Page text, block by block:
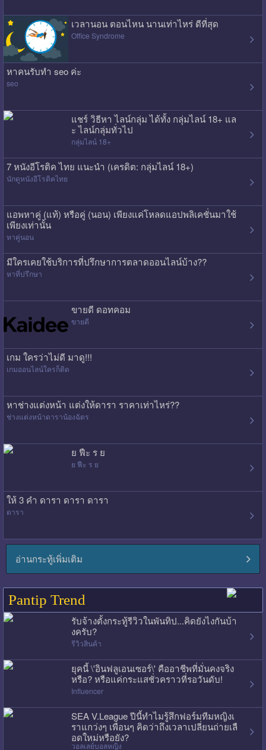
เวลานอน ตอนไหน นานเท่าไหร่ ดีที่สุด
Office Syndrome
หาคนรับทำ seo ค่ะ
seo
แชร์ วิธีหา ไลน์กลุ่ม ได้ทั้ง กลุ่มไลน์ 18+ แล
ะ ไลน์กลุ่มทั่วไป
กลุ่มไลน์ 18+
7 หนังอีโรติค ไทย แนะนำ (เครดิต: กลุ่มไลน์ 18+)
นักดูหนังอีโรติคไทย
แอพหาคู่ (แท้) หรือคู่ (นอน) เพียงแค่โหลดแอปพลิเคชั่นมาใช้
เพียงเท่านั้น
หาคู่นอน
มีใครเคยใช้บริการที่ปรึกษาการตลาดออนไลน์บ้าง??
หาที่ปรึกษา
ขายดี ดอทคอม
ขายดี
เกม ใครว่าไม่ดี มาดู!!!
เกมออนไลน์ใครก็ติด
หาช่างแต่งหน้า แต่งให้ดารา ราคาเท่าไหร่??
ช่างแต่งหน้าดาราน้องฉัตร
ย ฟืะ ร ย
ย ฟืะ ร ย
ให้ 3 คำ ดารา ดารา ดารา
ดารา
อ่านกระทู้เพิ่มเติม
Pantip Trend
รับจ้างตั้งกระทู้รีวิวในพันทิป...คิดยังไงกันบ้า
งครับ?
รีวิวสินค้า
ยุคนี้ \'อินฟลูเอนเซอร์\' คืออาชีพที่มั่นคงจริง
หรือ? หรือแค่กระแสชั่วคราวที่รอวันดับ!
Influencer
SEA V.League ปีนี้ทำไมรู้สึกฟอร์มทีมหญิงเ
ราแกว่งๆ เพื่อนๆ คิดว่าถึงเวลาเปลี่ยนถ่ายเลื
อดใหม่หรือยัง?
วอลเลย์บอลหญิง